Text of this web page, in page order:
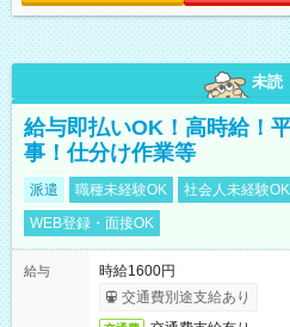
未読
給与即払いOK！高時給！
事！仕分け作業等
派遣 職種未経験OK 社会人未経験OK
WEB登録・面接OK
給与
時給1600円
交通費別途支給あり